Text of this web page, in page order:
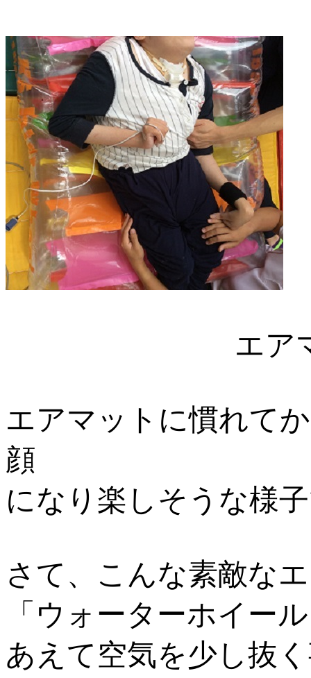
エアマット
エアマットに慣れて
顔
になり楽しそうな様
さて、こんな素敵な
「ウォーターホイー
あえて空気を少し抜